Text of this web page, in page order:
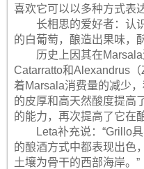
喜欢它可以以多种方式表
长相思的爱好者：认
的白葡萄，酿造出果味，
历史上因其在
Catarratto和Alexandrus
着Marsala消费量的减少
的皮厚和高天然酸度提高
的能力，再次提高了它在
Leta补充说：“Grillo
的酿酒方式中都表现出色
土壤为骨干的西部海岸。”